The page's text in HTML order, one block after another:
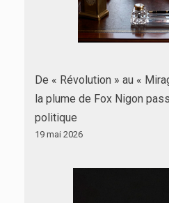
De « Révolution » au «
la plume de Fox Nigon
politique
19 mai 2026